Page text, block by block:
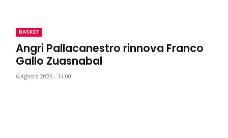
BASKET
Angri Pallacanestro rinnova Franco
Gallo Zuasnabal
6 Agosto 2026 - 14:00